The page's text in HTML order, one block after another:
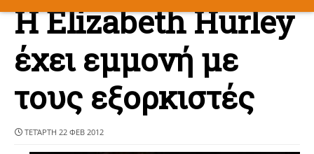
H Elizabeth Hurley
έχει εμμονή με
τους εξορκιστές
ΤΕΤΆΡΤΗ 22 ΦΕΒ 2012